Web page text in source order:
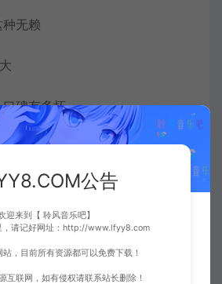
无赖
碑有多坏
公告
迎来到【 聆风音乐吧】
，请记好网址：http://www.lfyy8.com
，目前所有资源都可以免费下载！
互联网，如有侵权请联系站长删除！